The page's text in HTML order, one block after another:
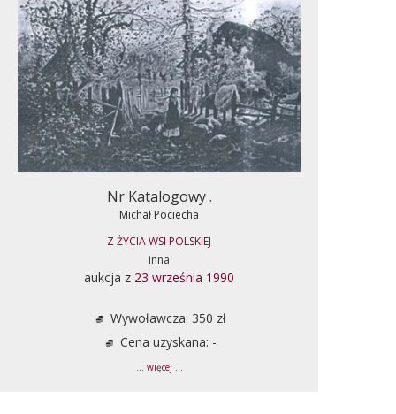
Nr Katalogowy .
Michał Pociecha
Z ŻYCIA WSI POLSKIEJ
inna
aukcja z 23 września 1990
Wywoławcza: 350 zł
Cena uzyskana: -
... więcej ...